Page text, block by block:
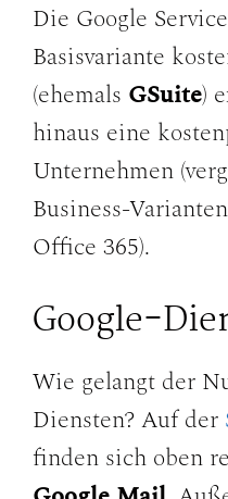
Die Google
Basisvariante
(ehemals GSuite)
hinaus eine
Unternehmen
Business-
Office 365).
Google-
Wie gelangt der
Diensten? Auf der
finden sich oben